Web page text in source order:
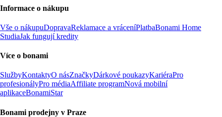
Informace o nákupu
Vše o nákupuDopravaReklamace a vráceníPlatbaBonami Home
StudiaJak fungují kredity
Více o bonami
SlužbyKontaktyO násZnačkyDárkové poukazyKariéraPro
profesionályPro médiaAffiliate programNová mobilní
aplikaceBonamiStar
Bonami prodejny v Praze